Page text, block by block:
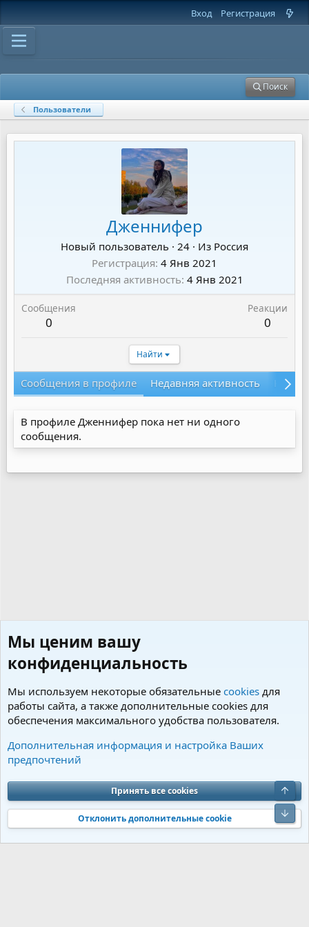
Вход Регистрация
Поиск
Пользователи
Дженнифер
Новый пользователь · 24 · Из Россия
Регистрация 4 Янв 2021
Последняя активность 4 Янв 2021
Сообщения
0
Реакции
0
Найти
Сообщения в профиле Недавняя активность
В профиле Дженнифер пока нет ни одного
сообщения.
Пользователи
Cookies Charm by DCom
Обратная связь
Условия и правила
Политика конфиденциальности
Помощь
S
S
Community platform by XenForo® © 2010-2026 XenForo Ltd. Перевод от
Jumuro®|Media embeds via s9e/MediaSites
Мы ценим вашу
конфиденциальность
Мы используем некоторые обязательные cookies для
работы сайта, а также дополнительные cookies для
обеспечения максимального удобства пользователя.
Дополнительная информация и настройка Ваших
предпочтений
Принять все cookies
Отклонить дополнительные cookie
Верх
Низ